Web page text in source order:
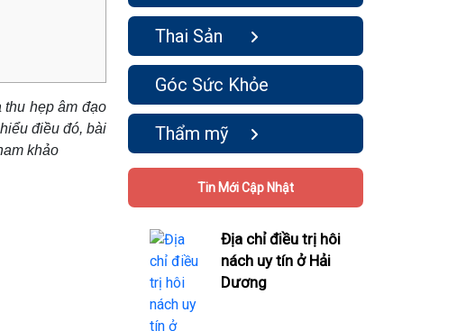
hẹp âm đạo
điều đó, bài
khảo
Thai Sản
Góc Sức Khỏe
Thẩm mỹ
Tin Mới Cập Nhật
Địa chỉ điều trị hôi
nách uy tín ở Hải
Dương